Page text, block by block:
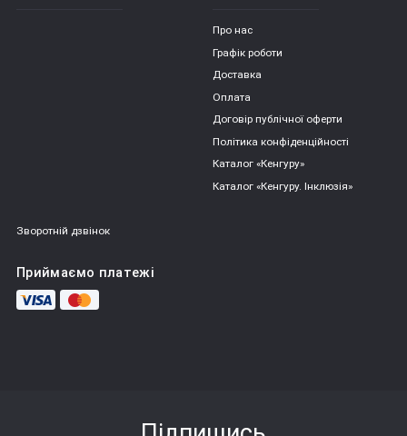
будинки, піраміди, літаки або машини, тварини,
логічні куби або будь-які інші геометричні фігури;
Є сортери для ігор на вулиці. Частина з них
поєднують в собі кілька функцій і можуть бути
одночасно іграшкою на колесах, яку зручно вести за
Частина сортерів є музичні іграшки зі світловими і
фігури. В її стінках пророблені отвори різної величини і
форми. Також в комплект входять фігурки, відповідні цих
отворів за формою і розміром. Завданням для дитини є
різними руками по черзі. Справа в тому, що маленькі дітки
Про нас
Графік роботи
Доставка
Оплата
Договір публічної оферти
Політика конфіденційності
Каталог «Кенгуру»
Каталог «Кенгуру. Інклюзія»
Зворотній дзвінок
Приймаємо платежі